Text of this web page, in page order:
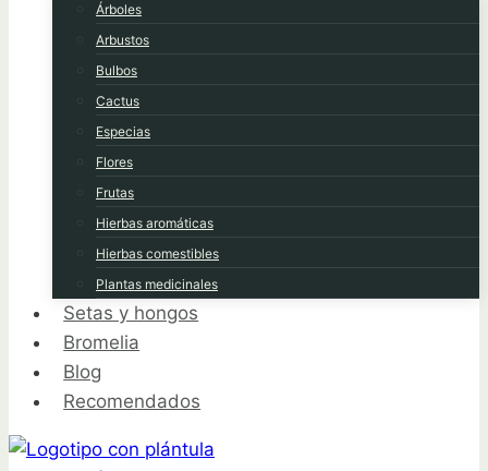
Árboles
Arbustos
Bulbos
Cactus
Especias
Flores
Frutas
Hierbas aromáticas
Hierbas comestibles
Plantas medicinales
Setas y hongos
Bromelia
Blog
Recomendados